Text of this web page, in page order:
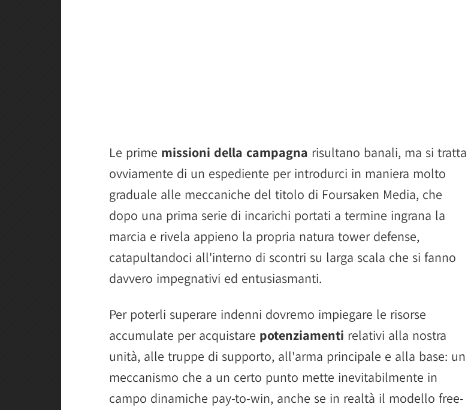
Le prime missioni della campagna risultano banali, ma si tratta
ovviamente di un espediente per introdurci in maniera molto
graduale alle meccaniche del titolo di Foursaken Media, che
dopo una prima serie di incarichi portati a termine ingrana la
marcia e rivela appieno la propria natura tower defense,
catapultandoci all'interno di scontri su larga scala che si fanno
davvero impegnativi ed entusiasmanti.
Per poterli superare indenni dovremo impiegare le risorse
accumulate per acquistare potenziamenti relativi alla nostra
unità, alle truppe di supporto, all'arma principale e alla base: un
meccanismo che a un certo punto mette inevitabilmente in
campo dinamiche pay-to-win, anche se in realtà il modello free-